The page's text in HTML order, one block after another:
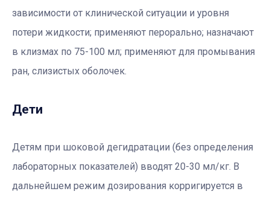
зависимости от клинической ситуации и уровня
потери жидкости; применяют перорально; назначают
в клизмах по 75-100 мл; применяют для промывания
ран, слизистых оболочек.
Дети
Детям при шоковой дегидратации (без определения
лабораторных показателей) вводят 20-30 мл/кг. В
дальнейшем режим дозирования корригируется в